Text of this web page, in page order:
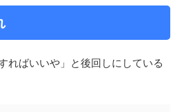
ればいいや」と後回しにしている